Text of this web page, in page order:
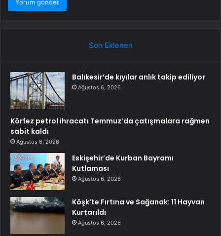
Son Eklenen
Balıkesir’de kıyılar anlık takip ediliyor
Ağustos 6, 2026
Körfez petrol ihracatı Temmuz’da çatışmalara rağmen
sabit kaldı
Ağustos 6, 2026
Eskişehir’de Kurban Bayramı
Kutlaması
Ağustos 6, 2026
Köşk’te Fırtına ve Sağanak: 11 Hayvan
Kurtarıldı
Ağustos 6, 2026